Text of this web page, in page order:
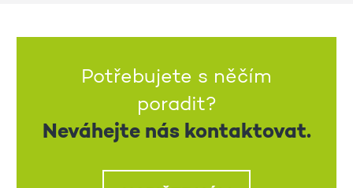
Potřebujete s něčím
poradit?
Neváhejte nás kontaktovat.